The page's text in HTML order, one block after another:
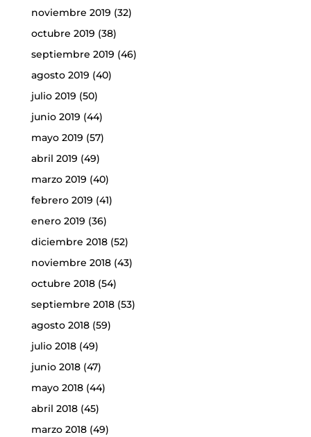
noviembre 2019 (32)
octubre 2019 (38)
septiembre 2019 (46)
agosto 2019 (40)
julio 2019 (50)
junio 2019 (44)
mayo 2019 (57)
abril 2019 (49)
marzo 2019 (40)
febrero 2019 (41)
enero 2019 (36)
diciembre 2018(52)
noviembre 2018(43)
octubre 2018(54)
septiembre 2018(53)
agosto 2018(59)
julio 2018(49)
junio 2018(47)
mayo 2018(44)
abril 2018(45)
marzo 2018(49)